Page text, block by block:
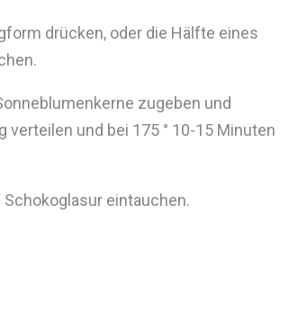
drücken, oder die Hälfte eines
zugeben und
und bei 175 ° 10-15 Minuten
eintauchen.